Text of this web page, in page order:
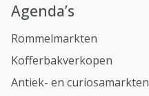
Agenda’s
Rommelmarkten
Kofferbakverkopen
Antiek- en curiosamarkten